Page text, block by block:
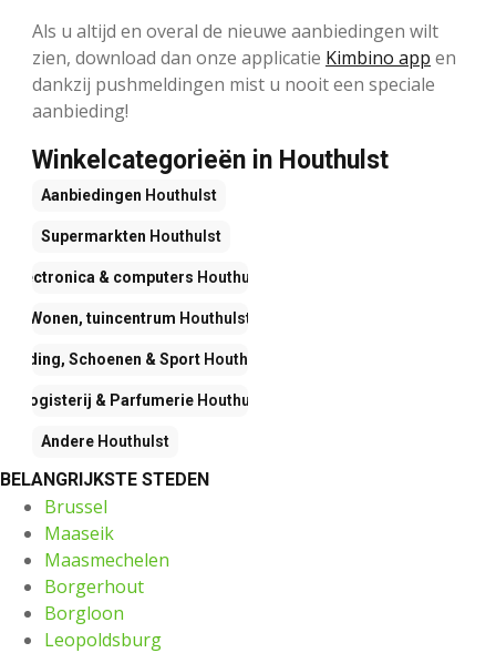
Als u altijd en overal de nieuwe aanbiedingen wilt
zien, download dan onze applicatie Kimbino app en
dankzij pushmeldingen mist u nooit een speciale
aanbieding!
Winkelcategorieën in Houthulst
Aanbiedingen Houthulst
Supermarkten Houthulst
Electronica & computers Houthulst
Wonen, tuincentrum Houthulst
Kleding, Schoenen & Sport Houthulst
Drogisterij & Parfumerie Houthulst
Andere Houthulst
BELANGRIJKSTE STEDEN
Brussel
Maaseik
Maasmechelen
Borgerhout
Borgloon
Leopoldsburg